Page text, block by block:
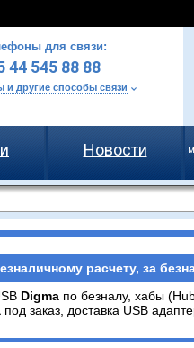
для связи:
44 545 88 88
и другие способы связи
Новости
расчету, за
Digma по безналу, хабы
под заказ, доставка USB